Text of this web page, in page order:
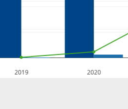
2019 2020